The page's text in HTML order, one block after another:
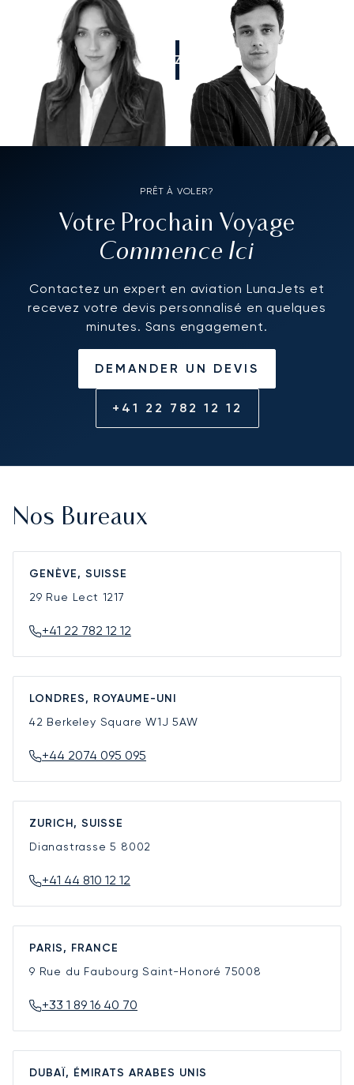
APPELEZ-NOUS
PRÊT À VOLER?
Votre Prochain Voyage
Commence Ici
Contactez un expert en aviation LunaJets et
recevez votre devis personnalisé en quelques
minutes. Sans engagement.
DEMANDER UN DEVIS
+41 22 782 12 12
Nos Bureaux
GENÈVE, SUISSE
29 Rue Lect 1217
+41 22 782 12 12
LONDRES, ROYAUME-UNI
42 Berkeley SquareW1J 5AW
+44 2074 095 095
ZURICH, SUISSE
Dianastrasse 5 8002
+41 44 810 12 12
PARIS, FRANCE
9 Rue du Faubourg Saint-Honoré 75008
+33 1 89 16 40 70
DUBAÏ, ÉMIRATS ARABES UNIS